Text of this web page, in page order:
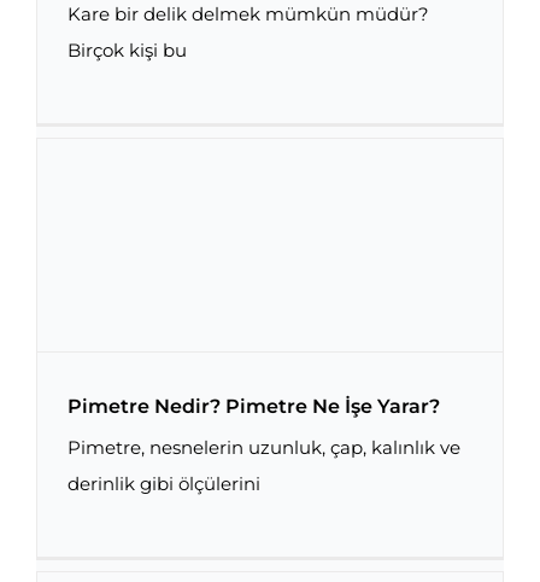
Rotary Broach: Kare Delik Nasıl Delinir?
Kare bir delik delmek mümkün müdür?
Birçok kişi bu
Pimetre Nedir? Pimetre Ne İşe Yarar?
Pimetre Nedir? Pimetre Ne İşe Yarar?
Pimetre, nesnelerin uzunluk, çap, kalınlık ve
derinlik gibi ölçülerini